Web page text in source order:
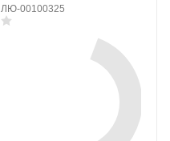
ЛЮ-00100325